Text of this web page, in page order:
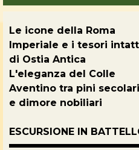
Le icone della Roma
Imperiale e i tesori
di Ostia Antica
L'eleganza del Colle
Aventino tra pini secolari
e dimore nobiliari
ESCURSIONE IN